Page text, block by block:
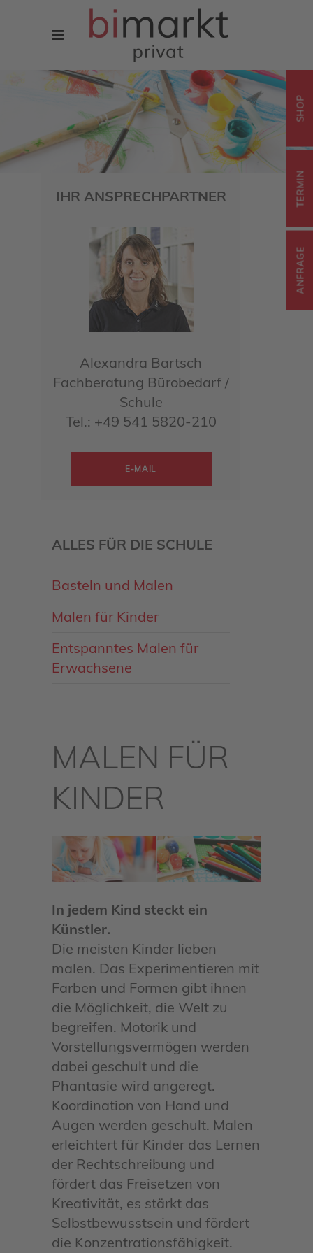
ANFRAGE
TERMIN
SHOP
IHR ANSPRECHPARTNER
Alexandra Bartsch
Fachberatung Bürobedarf /
Schule
Tel.: +49 541 5820-210
E-MAIL
ALLES FÜR DIE SCHULE
Basteln und Malen
Malen für Kinder
Entspanntes Malen für
Erwachsene
MALEN FÜR
KINDER
In jedem Kind steckt ein
Künstler.
Die meisten Kinder lieben
malen. Das Experimentieren mit
Farben und Formen gibt ihnen
die Möglichkeit, die Welt zu
begreifen. Motorik und
Vorstellungsvermögen werden
dabei geschult und die
Phantasie wird angeregt.
Koordination von Hand und
Augen werden geschult. Malen
erleichtert für Kinder das Lernen
der Rechtschreibung und
fördert das Freisetzen von
Kreativität, es stärkt das
Selbstbewusstsein und fördert
die Konzentrationsfähigkeit.